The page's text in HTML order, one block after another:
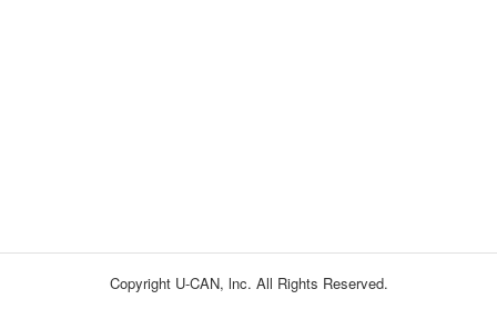
Copyright U-CAN, lnc. All Rights Reserved.